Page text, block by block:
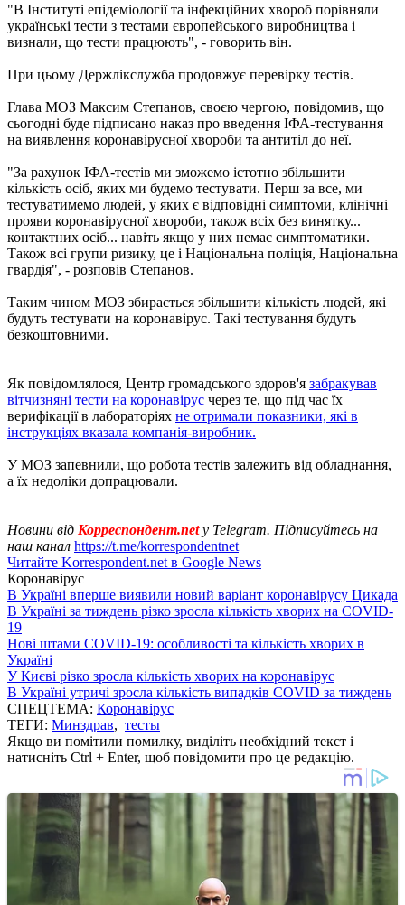
"В Інституті епідеміології та інфекційних хвороб порівняли
українські тести з тестами європейського виробництва і
визнали, що тести працюють", - говорить він.
При цьому Держлікслужба продовжує перевірку тестів.
Глава МОЗ Максим Степанов, своєю чергою, повідомив, що
сьогодні буде підписано наказ про введення ІФА-тестування
на виявлення коронавірусної хвороби та антитіл до неї.
"За рахунок ІФА-тестів ми зможемо істотно збільшити
кількість осіб, яких ми будемо тестувати. Перш за все, ми
тестуватимемо людей, у ​​яких є відповідні симптоми, клінічні
прояви коронавірусної хвороби, також всіх без винятку...
контактних осіб... навіть якщо у них немає симптоматики.
Також всі групи ризику, це і Національна поліція, Національна
гвардія", - розповів Степанов.
Таким чином МОЗ збирається збільшити кількість людей, які
будуть тестувати на коронавірус. Такі тестування будуть
безкоштовними.
Як повідомлялося, Центр громадського здоров'я забракував
вітчизняні тести на коронавірус через те, що під час їх
верифікації в лабораторіях не отримали показники, які в
інструкціях вказала компанія-виробник.
У МОЗ запевнили, що робота тестів залежить від обладнання,
а їх недоліки допрацювали.
Новини від Корреспондент.net у Telegram. Підписуйтесь на
наш канал https://t.me/korrespondentnet
Читайте Korrespondent.net в Google News
Коронавірус
В Україні вперше виявили новий варіант коронавірусу Цикада
В Україні за тиждень різко зросла кількість хворих на COVID-
19
Нові штами COVID-19: особливості та кількість хворих в
Україні
У Києві різко зросла кількість хворих на коронавірус
В Україні утричі зросла кількість випадків COVID за тиждень
СПЕЦТЕМА: Коронавірус
ТЕГИ: Минздрав, тесты
Якщо ви помітили помилку, виділіть необхідний текст і
натисніть Ctrl + Enter, щоб повідомити про це редакцію.